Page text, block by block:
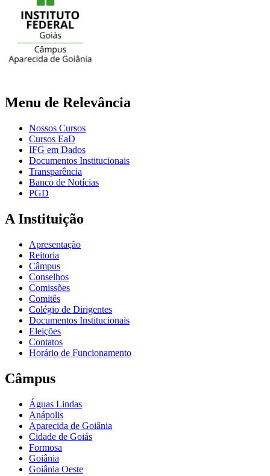
Menu de Relevância
Nossos Cursos
Cursos EaD
IFG em Dados
Documentos Institucionais
Transparência
Banco de Notícias
PGD
A Instituição
Apresentação
Reitoria
Câmpus
Conselhos
Comissões
Comitês
Colégio de Dirigentes
Documentos Institucionais
Eleições
Contatos
Horário de Funcionamento
Câmpus
Águas Lindas
Anápolis
Aparecida de Goiânia
Cidade de Goiás
Formosa
Goiânia
Goiânia Oeste